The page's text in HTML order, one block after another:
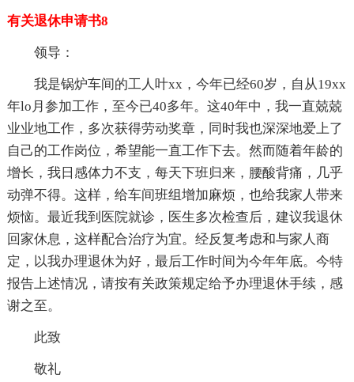
有关退休申请书8
领导：
我是锅炉车间的工人叶xx，今年已经60岁，自从19xx
年lo月参加工作，至今已40多年。这40年中，我一直兢兢
业业地工作，多次获得劳动奖章，同时我也深深地爱上了
自己的工作岗位，希望能一直工作下去。然而随着年龄的
增长，我日感体力不支，每天下班归来，腰酸背痛，几乎
动弹不得。这样，给车间班组增加麻烦，也给我家人带来
烦恼。最近我到医院就诊，医生多次检查后，建议我退休
回家休息，这样配合治疗为宜。经反复考虑和与家人商
定，以我办理退休为好，最后工作时间为今年年底。今特
报告上述情况，请按有关政策规定给予办理退休手续，感
谢之至。
此致
敬礼